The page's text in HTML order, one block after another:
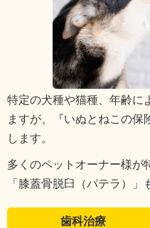
特定の犬種や猫種、年齢に
ますが、『いぬとねこの保
します。
多くのペットオーナー様が
「膝蓋骨脱臼（パテラ）」
歯科治療